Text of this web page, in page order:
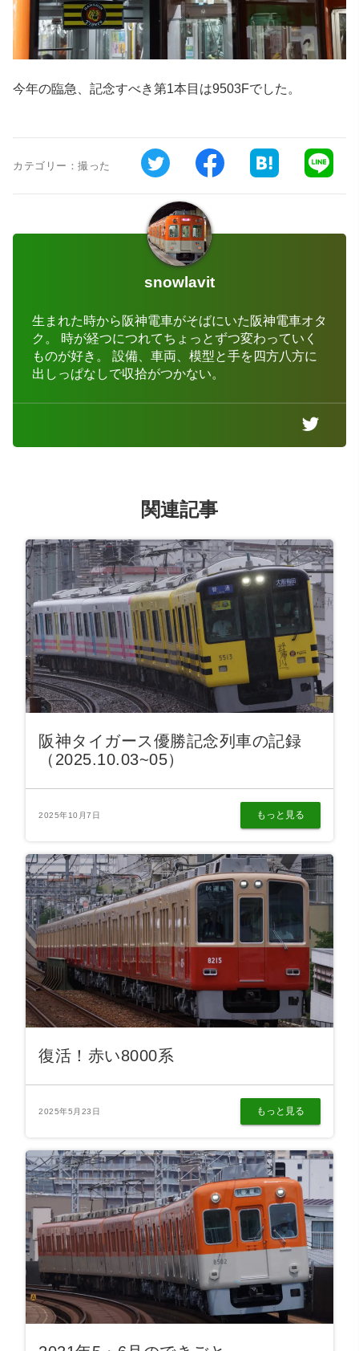
今年の臨急、記念すべき第1本目は9503Fでした。
カテゴリー： 撮った
snowlavit
生まれた時から阪神電車がそばにいた阪神電車オタ
ク。 時が経つにつれてちょっとずつ変わっていく
ものが好き。 設備、車両、模型と手を四方八方に
出しっぱなしで収拾がつかない。
関連記事
阪神タイガース優勝記念列車の記録
（2025.10.03~05）
2025年10月7日 もっと見る
復活！赤い8000系
2025年5月23日 もっと見る